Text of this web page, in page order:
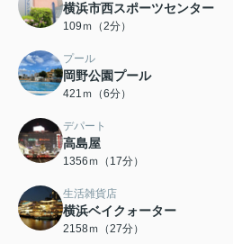
横浜市西スポーツセンター
109ｍ（2分）
プール
岡野公園プール
421ｍ（6分）
デパート
高島屋
1356ｍ（17分）
生活雑貨店
横浜ベイクォーター
2158ｍ（27分）